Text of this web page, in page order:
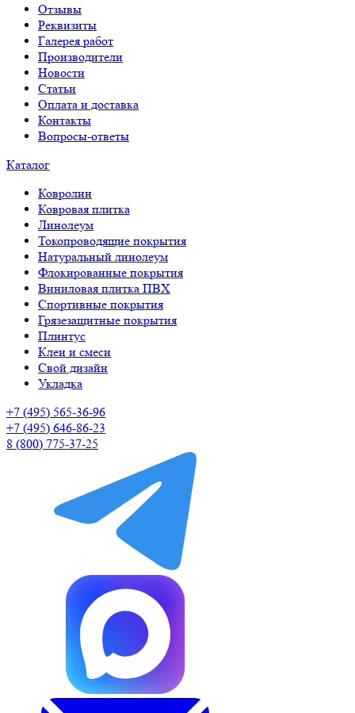
Отзывы
Реквизиты
Галерея работ
Производители
Новости
Статьи
Оплата и доставка
Контакты
Вопросы-ответы
Каталог
Ковролин
Ковровая плитка
Линолеум
Токопроводящие покрытия
Натуральный линолеум
Флокированные покрытия
Виниловая плитка ПВХ
Спортивные покрытия
Грязезащитные покрытия
Плинтус
Клеи и смеси
Свой дизайн
Укладка
+7 (495) 565-36-96
+7 (495) 646-86-23
8 (800) 775-37-25